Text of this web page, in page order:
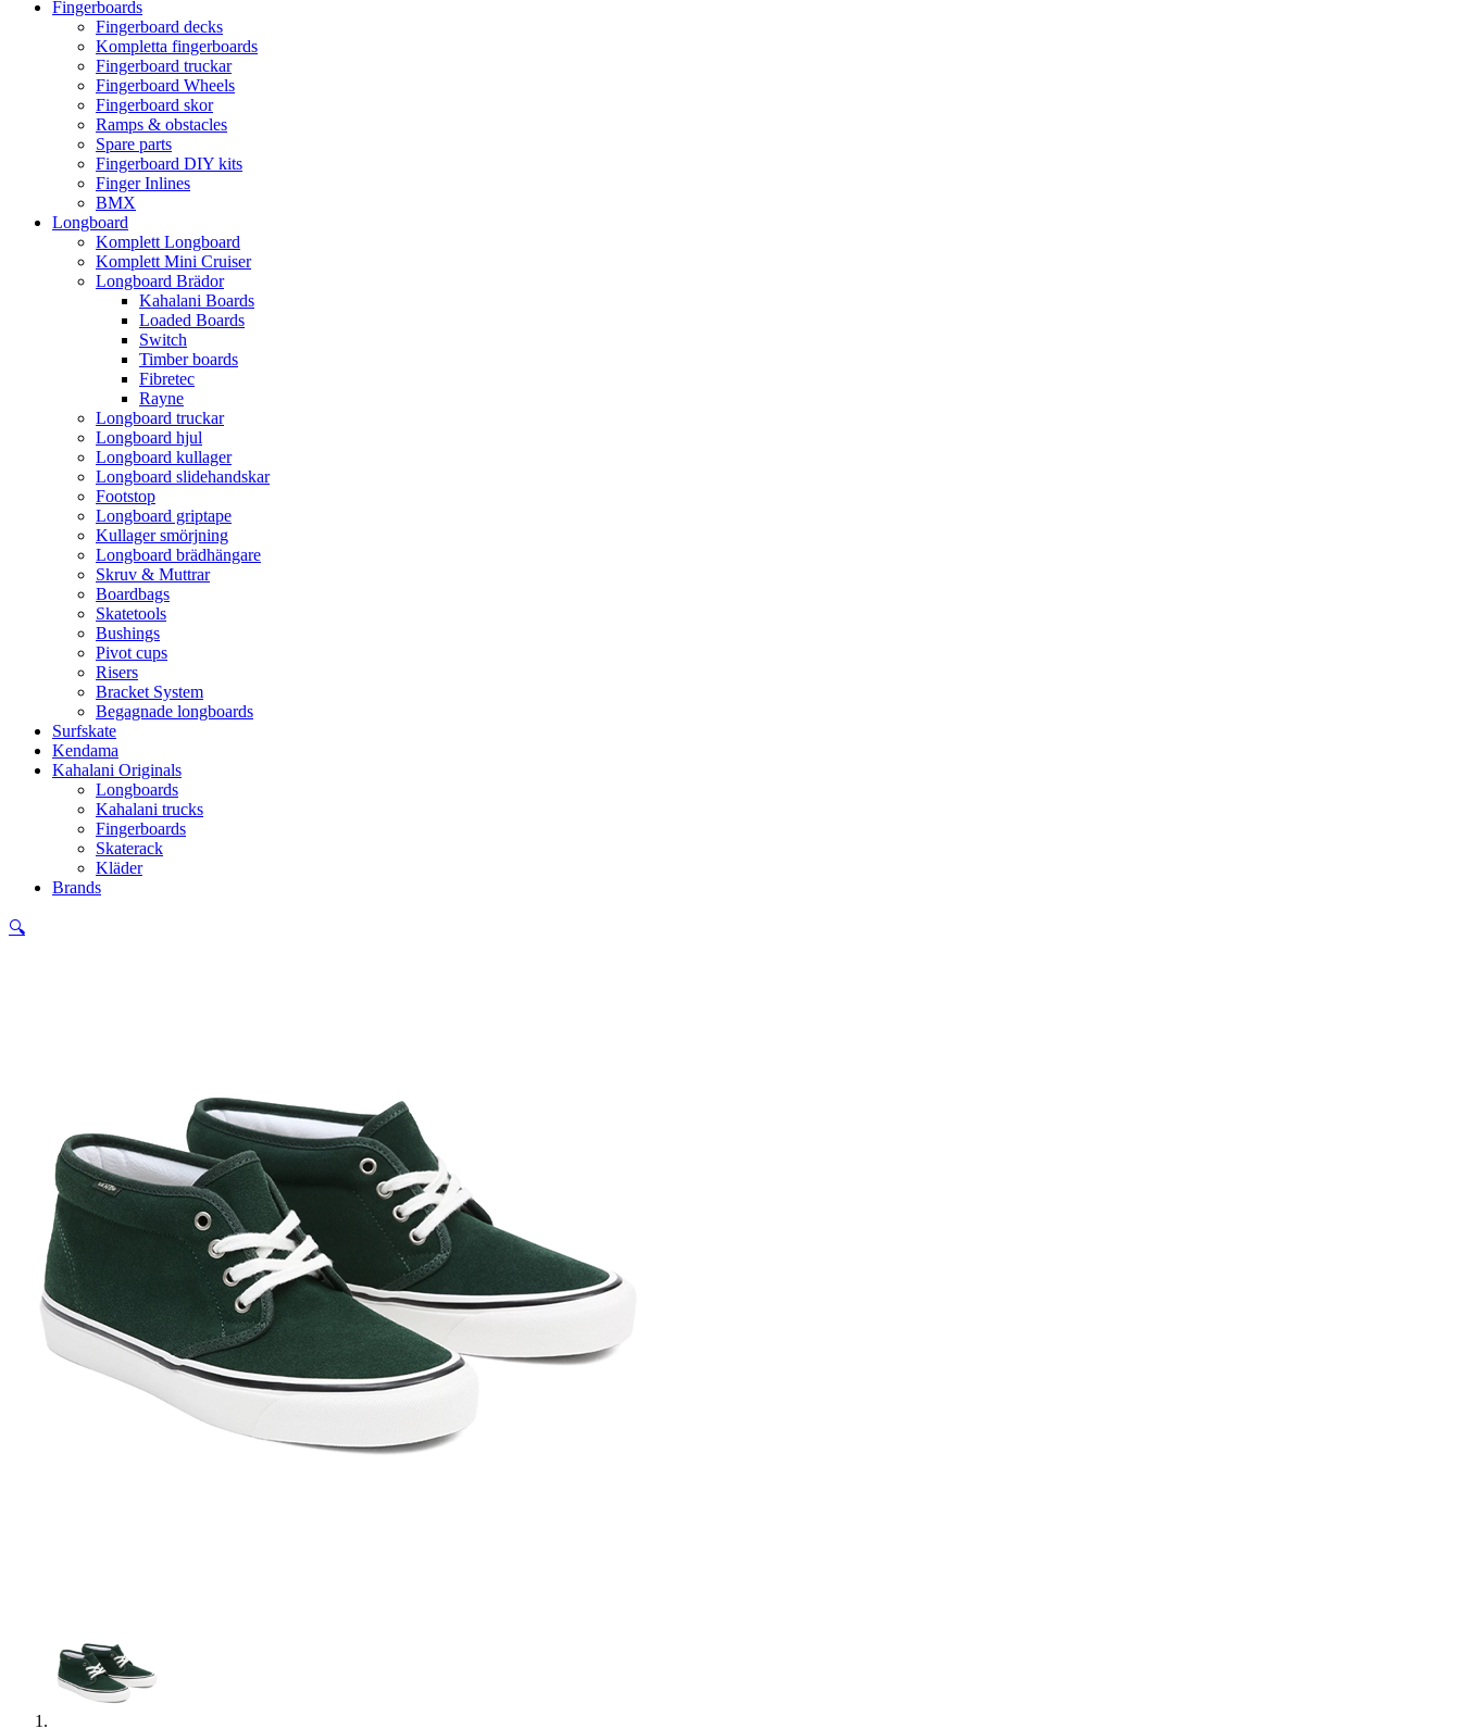
Fingerboards
Fingerboard decks
Kompletta fingerboards
Fingerboard truckar
Fingerboard Wheels
Fingerboard skor
Ramps & obstacles
Spare parts
Fingerboard DIY kits
Finger Inlines
BMX
Longboard
Komplett Longboard
Komplett Mini Cruiser
Longboard Brädor
Kahalani Boards
Loaded Boards
Switch
Timber boards
Fibretec
Rayne
Longboard truckar
Longboard hjul
Longboard kullager
Longboard slidehandskar
Footstop
Longboard griptape
Kullager smörjning
Longboard brädhängare
Skruv & Muttrar
Boardbags
Skatetools
Bushings
Pivot cups
Risers
Bracket System
Begagnade longboards
Surfskate
Kendama
Kahalani Originals
Longboards
Kahalani trucks
Fingerboards
Skaterack
Kläder
Brands
🔍